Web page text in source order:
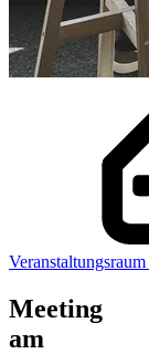
Veranstaltungsraum
Meeting
am